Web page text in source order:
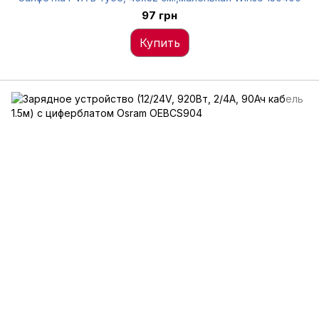
97 грн
Купить